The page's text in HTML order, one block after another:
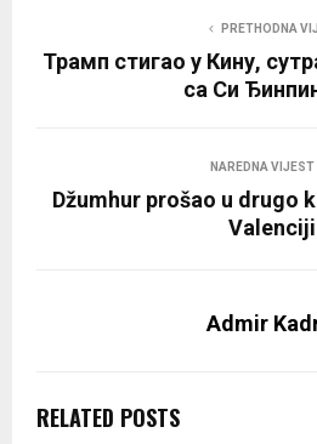
PRETHODNA
Трамп стигао у Кину,
са Си
NAREDNA VIJEST
Džumhur prošao u drugo
Valenciji
Admir
RELATED POSTS